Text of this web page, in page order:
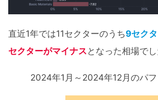
直近1年では11セクターのうち9セク
セクターがマイナス となった相場でし
2024年1月～2024年12月のパ